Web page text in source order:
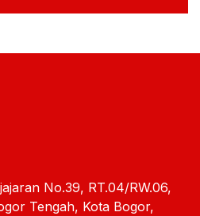
No.39, RT.04/RW.06,
Tengah, Kota Bogor,